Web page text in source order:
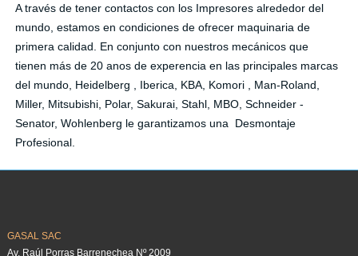
A través de tener contactos con los Impresores alrededor del
mundo, estamos en condiciones de ofrecer maquinaria de
primera calidad. En conjunto con nuestros mecánicos que
tienen más de 20 anos de experencia en las principales marcas
del mundo, Heidelberg , Iberica, KBA, Komori , Man-Roland,
Miller, Mitsubishi, Polar, Sakurai, Stahl, MBO, Schneider -
Senator, Wohlenberg le garantizamos una Desmontaje
Profesional.
GASAL SAC
Av. Raúl Porras Barrenechea Nº 2009